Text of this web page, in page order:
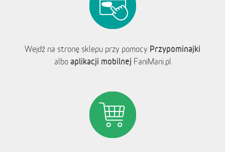
Wejdź na stronę sklepu przy pomocy Przypominajki
albo aplikacji mobilnej FaniMani.pl